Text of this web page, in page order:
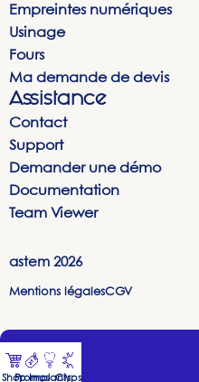
Empreintes numériques
Usinage
Fours
Ma demande de devis
Assistance
Contact
Support
Demander une démo
Documentation
Team Viewer
astem 2026
Mentions légalesCGV
ShopPromos
Implants
Clyps